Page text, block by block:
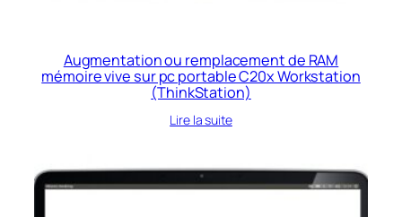
Augmentation ou remplacement de RAM
mémoire vive sur pc portable C20x Workstation
(ThinkStation)
Lire la suite